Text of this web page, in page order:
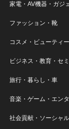
家電・AV機器・ガジ
ファッション・靴
コスメ・ビューティー
ビジネス・教育・セ
旅行・暮らし・車
音楽・ゲーム・エン
社会貢献・ソーシャ